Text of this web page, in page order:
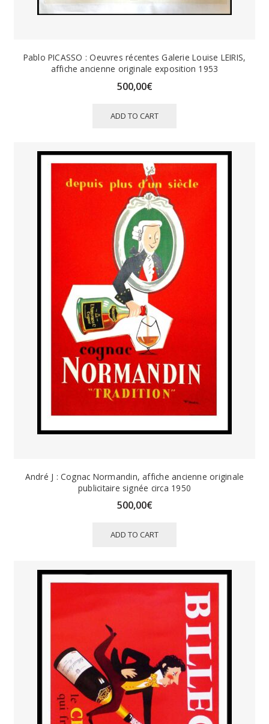
Pablo PICASSO : Oeuvres récentes Galerie Louise LEIRIS,
affiche ancienne originale exposition 1953
500,00€
ADD TO CART
André J : Cognac Normandin, affiche ancienne originale
publicitaire signée circa 1950
500,00€
ADD TO CART